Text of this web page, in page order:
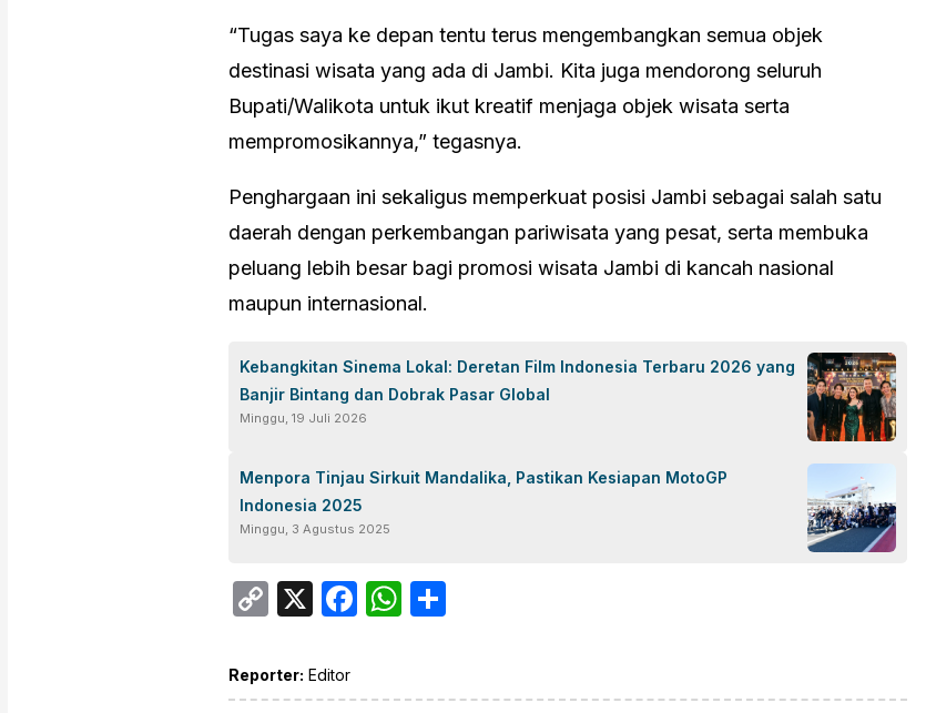
“Tugas saya ke depan tentu terus mengembangkan semua objek
destinasi wisata yang ada di Jambi. Kita juga mendorong seluruh
Bupati/Walikota untuk ikut kreatif menjaga objek wisata serta
mempromosikannya,” tegasnya.
Penghargaan ini sekaligus memperkuat posisi Jambi sebagai salah satu
daerah dengan perkembangan pariwisata yang pesat, serta membuka
peluang lebih besar bagi promosi wisata Jambi di kancah nasional
maupun internasional.
Kebangkitan Sinema Lokal: Deretan Film Indonesia Terbaru 2026 yang
Banjir Bintang dan Dobrak Pasar Global
Minggu, 19 Juli 2026
Menpora Tinjau Sirkuit Mandalika, Pastikan Kesiapan MotoGP
Indonesia 2025
Minggu, 3 Agustus 2025
Copy
X Facebook
WhatsApp
Reporter: Editor